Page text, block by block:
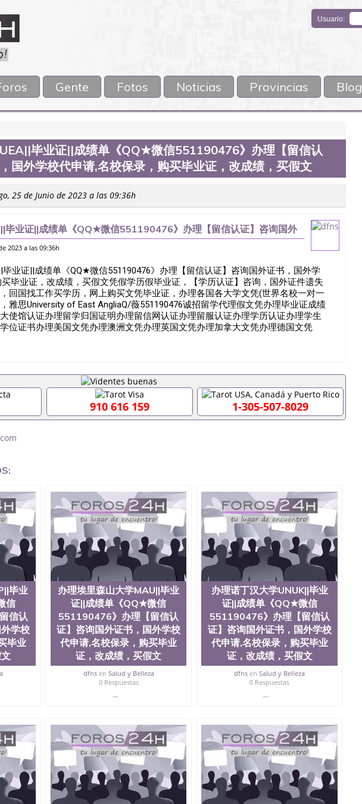
Usuario:
Gente Fotos Noticias Provincias Blog
毕业证||成绩单《QQ★微信551190476》办理【留信认
国外学校代申请,名校保录，购买毕业证，改成绩，买假文
25 de Junio de 2023 a las 09:36h
毕业证||成绩单《QQ★微信551190476》办理【留信认证】咨询国外
校保录，购买毕业证，改成绩，买假文
2023 a las 09:36h
毕业证||成绩单《QQ★微信551190476》办理【留信认证】咨询国外证书，国外学
毕业证，改成绩，买假文凭假学历假毕业证，【学历认证】咨询，国外证件遗失
回国找工作买学历，网上购买文凭毕业证，办理各国各大学文凭(世界名校一对一
雅思University of East AngliaQ/薇551190476诚招留学代理假文凭办理毕业证成绩
使馆认证办理留学归国证明办理留信网认证办理留服认证办理学历认证办理学生
位证书办理美国文凭办理澳洲文凭办理英国文凭办理加拿大文凭办理德国文凭
母及亲朋好友一份完美交代）； 2、雅思、托福，OFFER，在读证明，学生卡等留
，学位，毕业时间都可以根据客户要求安排。 国内找工作假的毕业证可以用吗
绩单可以办学历认证吗551190476要定居国外需要办理什么材料551190476入职事
会查吗551190476入职国企/事业单位需要些什么材料551190476办理假毕业证在国
业证怎么办, 毕业证丢了怎么办, 没有正常毕业怎么办理毕业证,没毕业可以办学历认
、挂科而没有正常毕业551190476您是否因为递交材料不齐而被拒之门外
有文凭怎么办,怎么办理本科/研究生文凭551190476如何办理本科/硕士毕业证
澳洲毕业证551190476留学生在哪里可以买假毕业证551190476哪里可以办理加拿
分数551190476假毕业证能查出来吗551190476假文凭网上能查到吗551190476 如
551190476办假大学毕业证QQ微信551190476国外毕业证去哪认证QQ微信
QQ微信551190476国外毕业证外壳定制QQ微信551190476快速代办国外毕业证QQ
国外文凭QQ微信551190476国外留学文凭认证QQ微信551190476国外文凭回国认
文凭办理QQ微信551190476法国留学回国证明QQ微信551190476 国外烫金照片
凭在中国有用吗QQ微信551190476德国留学回国证明QQ微信551190476爱尔兰留
国外硕士文凭办理QQ微信551190476 网上买文凭可靠吗QQ微信551190476买
国外本科毕业证怎么办理QQ微信551190476国外大学文凭真制作QQ微信
找工作QQ微信551190476国外大学有毕业证QQ微信551190476办理国外毕业证价
外编号查询QQ微信551190476办理国外文凭要交定金吗QQ微信551190476办国外可
网上购买真文凭可信吗QQ微信551190476学士学位证书查询机构QQ微信
办理QQ微信551190476如何办理学历认证QQ微信551190476海外文凭认证办理QQ
立大学（San Jose State University, 又译为“圣荷西州立大学”）成立于1857年，简
久的大学之一，也是美西地区的公立大学之一。位于圣何塞市San Jose中心，占地
加利福尼亚州的著名综合性公立大学，它以极高的就业率，全美名列前茅的毕业薪
围，杰出的本科教育质量，被《福克斯》杂志评选为全美50强公立综合性大学，
百上千的海外学生前往求学。 至今，这是一所在世界上享有学术地位、声誉、实
育机构，并获誉为美国本科教育质量的核心代表。其计算机系与会计系更是在当
现优异。其毕业生大多可以在其所处地域的世界硅谷中心得到工作机会。许多硅
塞州立大学都占据着加州所有大学中的地理位置。 圣何塞州立大学座落于硅谷
旧金山-圣何塞地区为全美的重要科技中心。约有学生三万人，超过134种学士学
来自世界60余国的学生来此就读。其有名的科系如计算机科学，电子工程学，工
和航空学等，深受性肯定及好评；而各种大学部和研究所的商学课程也吸引了众多
研究与学习。 二、办理流程： 1、收集客户办理信息； 2、客户付定金下单； 3、
电子图； 4、电子图做好发给客户确认； 5、电子图确认好转成品部做成品； 6、
认再付余款； 7、快递给客户（国内顺丰，国外DHL）。 三、真实网上可查的证
910 616 159 1-305-507-8029
毕业
信
信认
学校
毕业
办理埃里森山大学MAU||毕业
证||成绩单《QQ★微信
551190476》办理【留信认
证】咨询国外证书，国外学校
代申请,名校保录，购买毕业
证，改成绩，买假文
dfnsen Salud y Belleza
0 Respuestas
...
办理诺丁汉大学UNUK||毕业
证||成绩单《QQ★微信
551190476》办理【留信认
证】咨询国外证书，国外学校
代申请,名校保录，购买毕业
证，改成绩，买假文
dfns enSalud y Belleza
0 Respuestas
...